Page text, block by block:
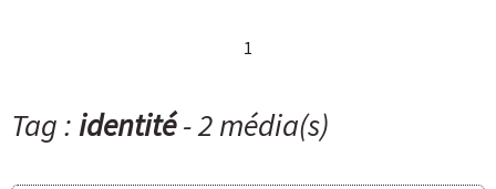
1
Tag :identité- 2 média(s)